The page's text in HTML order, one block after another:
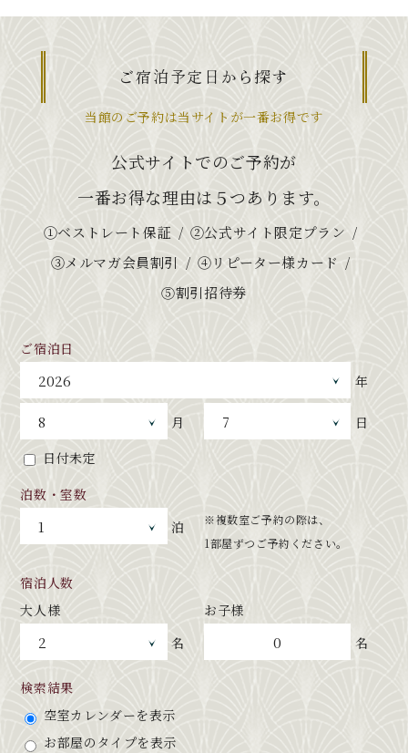
ご宿泊予定日から探す
当館のご予約は当サイトが一番お得です
公式サイトでのご予約が
一番お得な理由は５つあります。
①ベストレート保証
②公式サイト限定プラン
③メルマガ会員割引
④リピーター様カード
⑤割引招待券
ご宿泊日
年
月
日
日付未定
泊数・室数
泊
※複数室ご予約の際は、
1部屋ずつご予約ください。
宿泊人数
大人様
名
お子様
0 名
検索結果
空室カレンダーを表示
お部屋のタイプを表示